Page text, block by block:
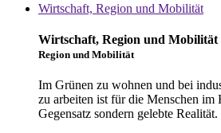
Wirtschaft, Region und Mobilität
Wirtschaft, Region und Mobilität
Region und Mobilität
Im Grünen zu wohnen und bei
zu arbeiten ist für die Menschen im
Gegensatz sondern gelebte Realität.